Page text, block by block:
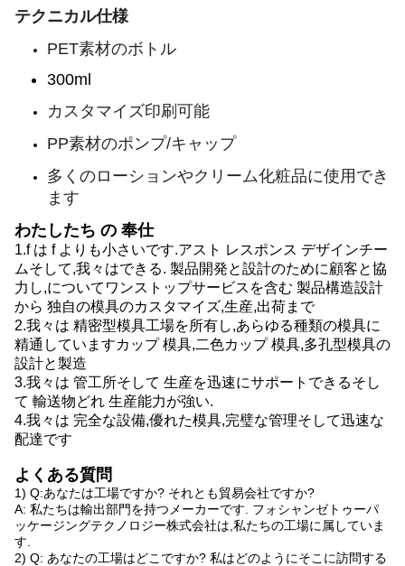
テクニカル仕様
PET素材のボトル
300ml
カスタマイズ印刷可能
PP素材のポンプ/キャップ
多くのローションやクリーム化粧品に使用でき
ます
わたしたち の 奉仕
1.f は f よりも小さいです.アスト レスポンス デザインチー
ムそして,我々はできる. 製品開発と設計のために顧客と協
力し,について ワンストップサービス を含む 製品構造設計
から 独自の模具のカスタマイズ,生産,出荷まで
2.我々は 精密型模具工場を所有し,あらゆる種類の模具に
精通していますカップ 模具,二色カップ 模具,多孔型模具の
設計と製造
3.我々は 管工所そして 生産を迅速にサポートできるそし
て 輸送物どれ 生産能力が強い.
4.我々は 完全な設備,優れた模具,完璧な管理そして迅速な
配達です
よくある質問
1) Q:あなたは工場ですか? それとも貿易会社ですか?
A: 私たちは輸出部門を持つメーカーです. フォシャンゼトゥーパ
ッケージングテクノロジー株式会社は,私たちの工場に属していま
す.
2) Q: あなたの工場はどこですか? 私はどのようにそこに訪問する